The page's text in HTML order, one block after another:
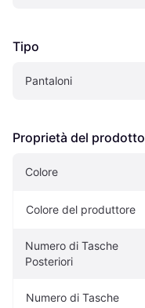
Tipo
Pantaloni
Proprietà del prodotto
Colore
Colore del produttore
Numero di Tasche
Posteriori
Numero di Tasche